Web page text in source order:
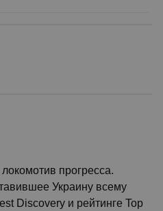
прогресса.
Украину всему
Discovery и рейтинге Top